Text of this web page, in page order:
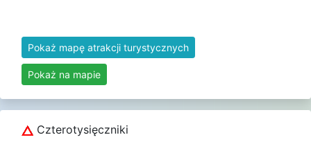
Pokaż mapę atrakcji turystycznych
Pokaż na mapie
Czterotysięczniki